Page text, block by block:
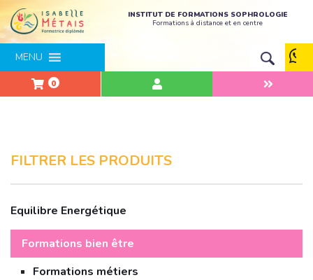
INSTITUT DE FORMATIONS SOPHROLOGIE
Formations à distance et en centre
MENU
0
FILTRER LES PRODUITS
Equilibre Energétique
Formations bien être
Formations métiers